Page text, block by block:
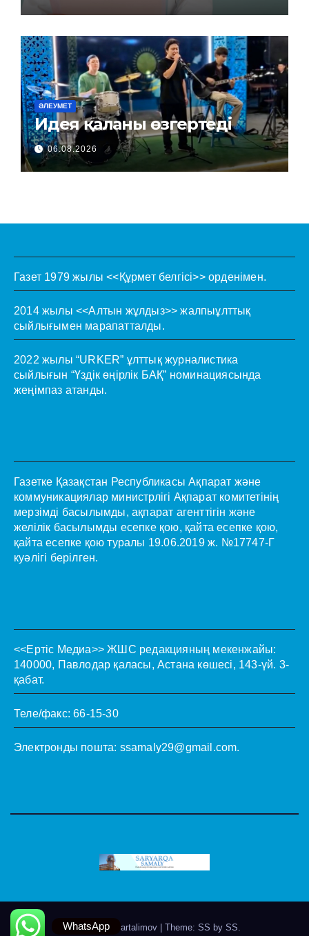
ӘЛЕУМЕТ
Идея қаланы өзгертеді
06.08.2026
Газет 1979 жылы <<Құрмет белгісі>> орденімен.
2014 жылы <<Алтын жұлдыз>> жалпыұлттық
сыйлығымен марапатталды.
2022 жылы “URKER” ұлттық журналистика
сыйлығын “Үздік өңірлік БАҚ” номинациясында
жеңімпаз атанды.
Газетке Қазақстан Республикасы Ақпарат және
коммуникациялар министрлігі Ақпарат комитетінің
мерзімді басылымды, ақпарат агенттігін және
желілік басылымды есепке қою, қайта есепке қою,
қайта есепке қою туралы 19.06.2019 ж. №17747-Г
куәлігі берілген.
<<Ертіс Медиа>> ЖШС редакцияның мекенжайы:
140000, Павлодар қаласы, Астана көшесі, 143-үй. 3-
қабат.
Теле/факс: 66-15-30
Электронды пошта: ssamaly29@gmail.com.
Theme by @artalimov Theme: SS by SS.
WhatsApp